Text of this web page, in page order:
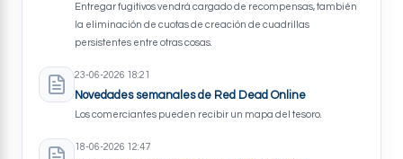
Entregar fugitivos vendrá cargado de recompensas, también
la eliminación de cuotas de creación de cuadrillas
persistentes entre otras cosas.
23-06-2026 18:21
Novedades semanales de Red Dead Online
Los comerciantes pueden recibir un mapa del tesoro.
18-06-2026 12:47